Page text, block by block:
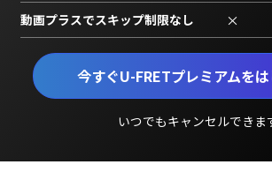
今すぐU-FRETプレミアムを
いつでもキャンセルできま
動画プラスでスキップ制限なし ×